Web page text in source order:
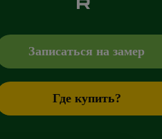
+7 800 765 43 42,mail@alberodoors.com
Записаться на замер
Где купить?